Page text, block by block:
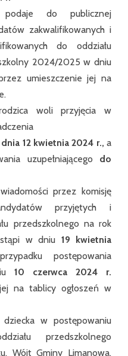
podaje do publicznej
zakwalifikowanych i
do oddziału
2024/2025 w dniu
umieszczenie jej na
woli przyjęcia w
dnia 12 kwietnia 2024 r.,a
uzupełniającego do
przez komisję
przyjętych i
przedszkolnego na rok
w dniu 19 kwietnia
postępowania
10 czerwca 2024 r.
na tablicy ogłoszeń w
w postępowaniu
przedszkolnego
Wójt Gminy Limanowa,